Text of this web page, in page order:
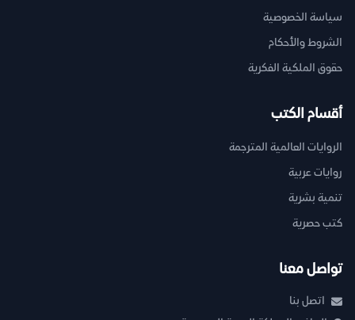
سياسة الخصوصية
الشروط والأحكام
حقوق الملكية الفكرية
أقسام الكتب
الروايات العالمية المترجمة
روايات عربية
تنمية بشرية
كتب حصرية
تواصل معنا
اتصل بنا